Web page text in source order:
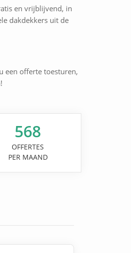
en vrijblijvend, in
dakdekkers uit de
een offerte toesturen,
568
OFFERTES
PER MAAND